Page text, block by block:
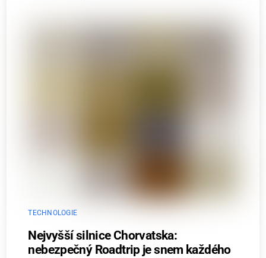
TECHNOLOGIE
Nejvyšší silnice Chorvatska:
nebezpečný Roadtrip je snem každého